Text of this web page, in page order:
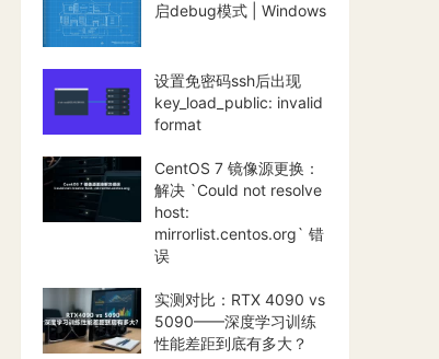
启debug模式 | Windows
设置免密码ssh后出现
key_load_public: invalid
format
CentOS 7 镜像源更换：
解决 `Could not resolve
host:
mirrorlist.centos.org` 错
误
实测对比：RTX 4090 vs
5090——深度学习训练
性能差距到底有多大？